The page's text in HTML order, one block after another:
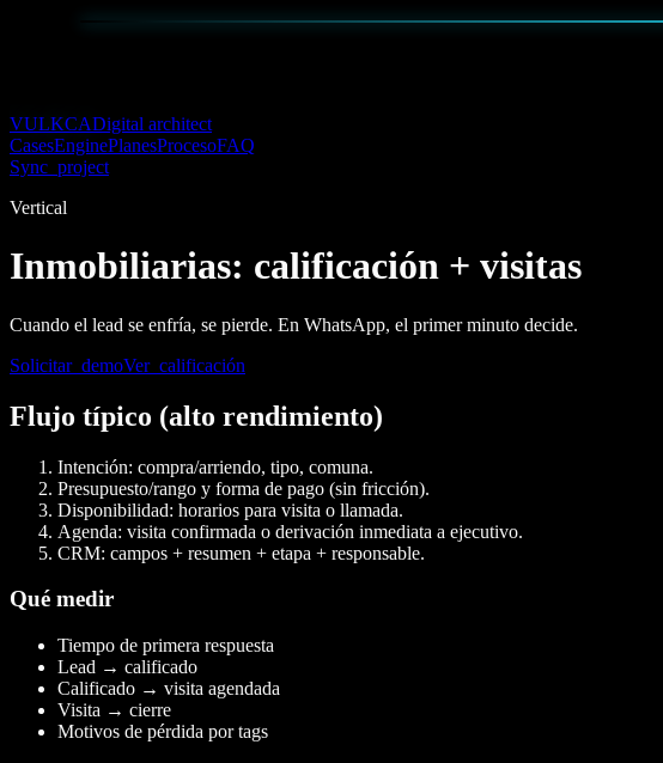
VULKCADigital architect
CasesEnginePlanesProcesoFAQ
Sync_project
Vertical
Inmobiliarias: calificación + visitas
Cuando el lead se enfría, se pierde. En WhatsApp, el primer minuto decide.
Solicitar_demoVer_calificación
Flujo típico (alto rendimiento)
Intención: compra/arriendo, tipo, comuna.
Presupuesto/rango y forma de pago (sin fricción).
Disponibilidad: horarios para visita o llamada.
Agenda: visita confirmada o derivación inmediata a ejecutivo.
CRM: campos + resumen + etapa + responsable.
Qué medir
Tiempo de primera respuesta
Lead → calificado
Calificado → visita agendada
Visita → cierre
Motivos de pérdida por tags